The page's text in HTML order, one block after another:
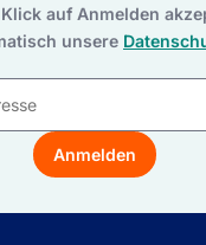
auf Anmelden
unsere
E-
Mail-
Adresse
Anmelden